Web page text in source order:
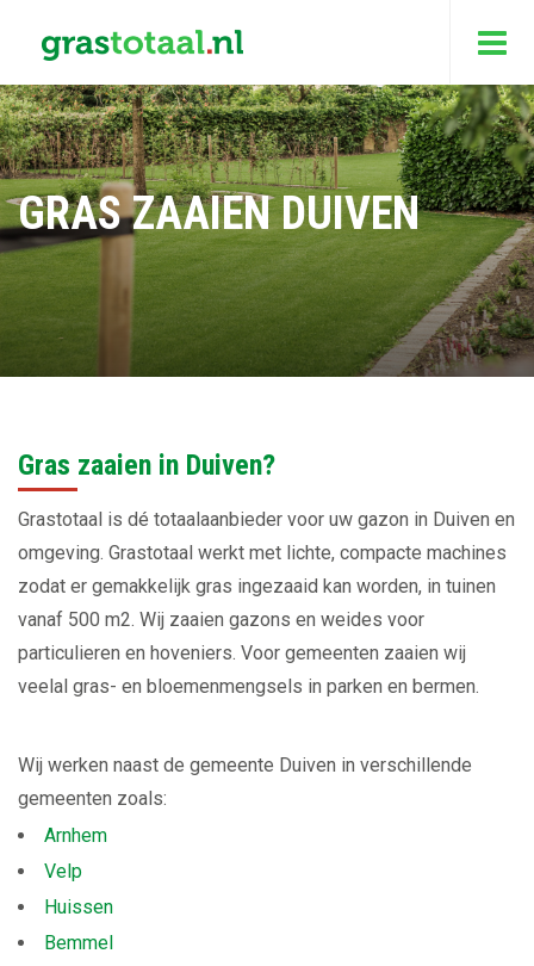
GRAS ZAAIEN DUIVEN
Gras zaaien in Duiven?
Grastotaal is dé totaalaanbieder voor uw gazon in Duiven en
omgeving. Grastotaal werkt met lichte, compacte machines
zodat er gemakkelijk gras ingezaaid kan worden, in tuinen
vanaf 500 m2. Wij zaaien gazons en weides voor
particulieren en hoveniers. Voor gemeenten zaaien wij
veelal gras- en bloemenmengsels in parken en bermen.
Wij werken naast de gemeente Duiven in verschillende
gemeenten zoals:
Arnhem
Velp
Huissen
Bemmel